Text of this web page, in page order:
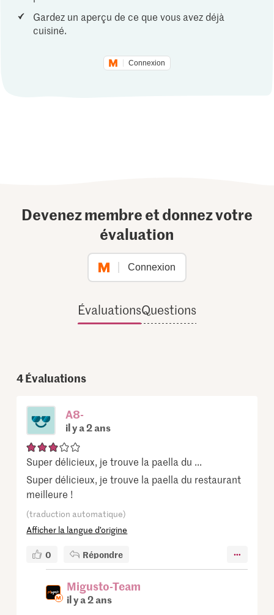
Gardez un aperçu de ce que vous avez déjà
cuisiné.
Connexion
Devenez membre et donnez votre
évaluation
Connexion
ÉvaluationsQuestions
4Évaluations
A8-
il y a 2 ans
Super délicieux, je trouve la paella du ...
Super délicieux, je trouve la paella du restaurant
meilleure !
(traduction automatique)
Afficher la langue d’origine
0 Répondre
Migusto-Team
il y a 2 ans